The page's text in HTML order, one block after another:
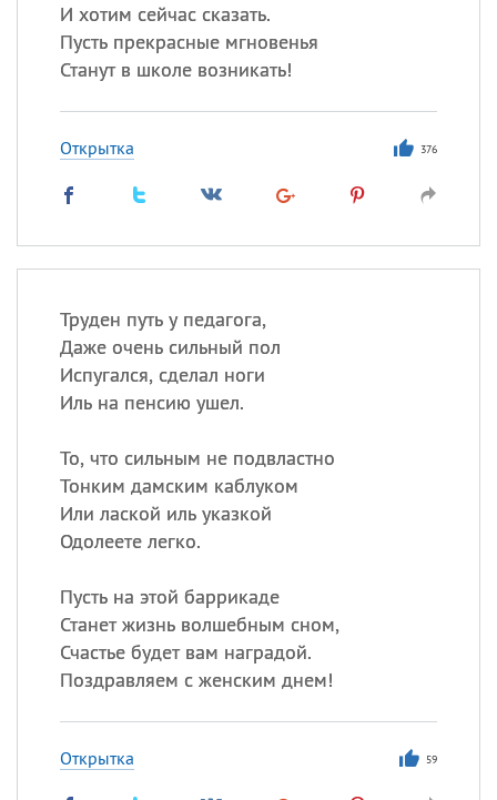
И хотим сейчас сказать.
Пусть прекрасные мгновенья
Станут в школе возникать!
Открытка 376
Труден путь у педагога,
Даже очень сильный пол
Испугался, сделал ноги
Иль на пенсию ушел.
То, что сильным не подвластно
Тонким дамским каблуком
Или лаской иль указкой
Одолеете легко.
Пусть на этой баррикаде
Станет жизнь волшебным сном,
Счастье будет вам наградой.
Поздравляем с женским днем!
Открытка 59